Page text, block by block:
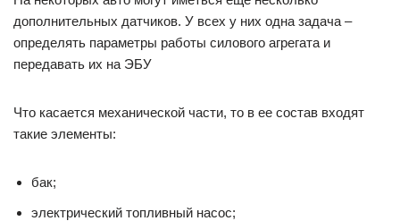
дополнительных датчиков. У всех у них одна задача –
определять параметры работы силового агрегата и
передавать их на ЭБУ
Что касается механической части, то в ее состав входят
такие элементы:
бак;
электрический топливный насос;